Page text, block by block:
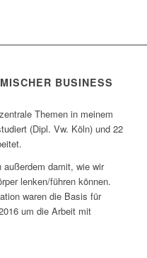
BUSINESS
Themen in meinem
(Dipl. Vw. Köln) und 22
damit, wie wir
lenken/führen können.
waren die Basis für
um die Arbeit mit